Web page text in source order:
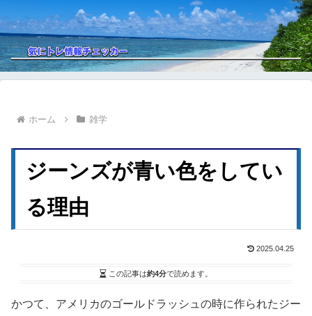
ホーム 雑学
ジーンズが青い色をしてい
る理由
2025.04.25
この記事は約4分で読めます。
かつて、アメリカのゴールドラッシュの時に作られたジー